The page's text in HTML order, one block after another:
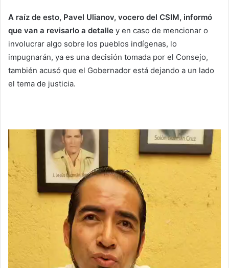
A raíz de esto, Pavel Ulianov, vocero del CSIM, informó
que van a revisarlo a detalle y en caso de mencionar o
involucrar algo sobre los pueblos indígenas, lo
impugnarán, ya es una decisión tomada por el Consejo,
también acusó que el Gobernador está dejando a un lado
el tema de justicia.